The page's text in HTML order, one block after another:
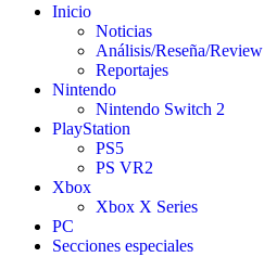
Inicio
Noticias
Análisis/Reseña/Review
Reportajes
Nintendo
Nintendo Switch 2
PlayStation
PS5
PS VR2
Xbox
Xbox X Series
PC
Secciones especiales